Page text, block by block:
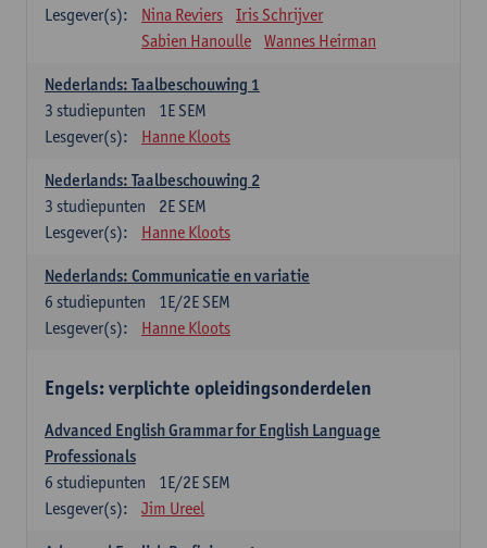
Lesgever(s):
Nina Reviers
Iris Schrijver
Sabien Hanoulle
Wannes Heirman
Nederlands: Taalbeschouwing 1
1E SEM
3 studiepunten
Lesgever(s):
Hanne Kloots
Nederlands: Taalbeschouwing 2
2E SEM
3 studiepunten
Lesgever(s):
Hanne Kloots
Nederlands: Communicatie en variatie
1E/2E SEM
6 studiepunten
Lesgever(s):
Hanne Kloots
Engels: verplichte opleidingsonderdelen
Advanced English Grammar for English Language
Professionals
1E/2E SEM
6 studiepunten
Lesgever(s):
Jim Ureel